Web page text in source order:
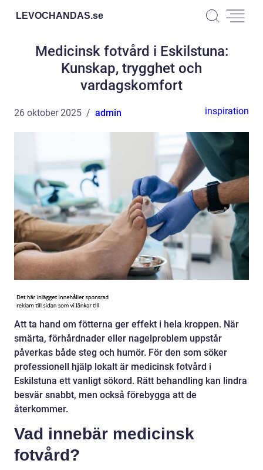
LEVOCHANDAS.se
Medicinsk fotvård i Eskilstuna:
Kunskap, trygghet och
vardagskomfort
26 oktober 2025 admin inspiration
Att ta hand om fötterna ger effekt i hela kroppen. När
smärta, förhårdnader eller nagelproblem uppstår
påverkas både steg och humör. För den som söker
professionell hjälp lokalt är medicinsk fotvård i
Eskilstuna ett vanligt sökord. Rätt behandling kan lindra
besvär snabbt, men också förebygga att de
återkommer.
Vad innebär medicinsk
fotvård?